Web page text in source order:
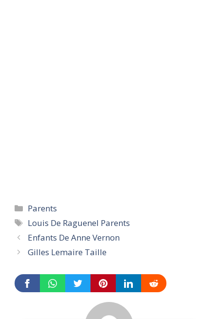
Categories
Parents
Tags
Louis De Raguenel Parents
Enfants De Anne Vernon
Gilles Lemaire Taille